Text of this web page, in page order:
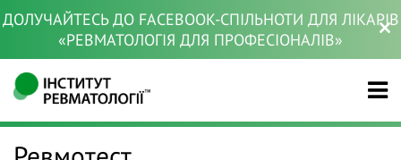
ДОЛУЧАЙТЕСЬ ДО FACEBOOK-СПІЛЬНОТИ ДЛЯ ЛІКАРІВ
«РЕВМАТОЛОГІЯ ДЛЯ ПРОФЕСІОНАЛІВ»